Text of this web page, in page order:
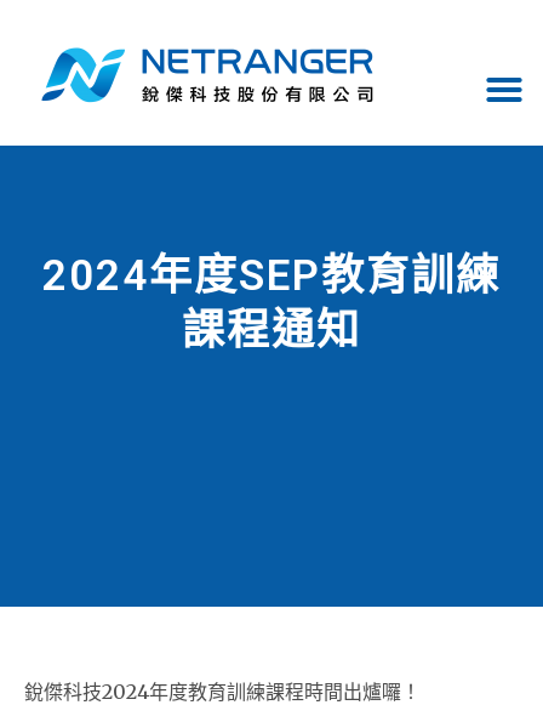
2024年度SEP教育訓練
課程通知
銳傑科技2024年度教育訓練課程時間出爐囉！